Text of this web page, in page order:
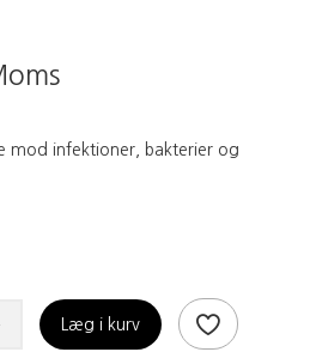
mod infektioner, bakterier og
Læg i kurv